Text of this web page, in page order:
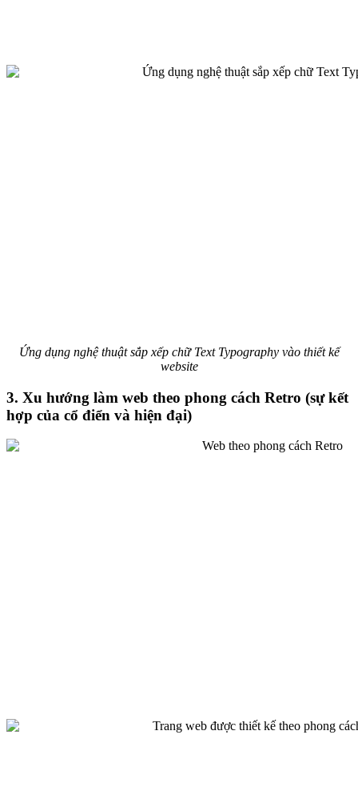
Ứng dụng nghệ thuật sắp xếp chữ Text Typography vào thiết kế
website
3. Xu hướng làm web theo phong cách Retro (sự kết
hợp của cổ điển và hiện đại)